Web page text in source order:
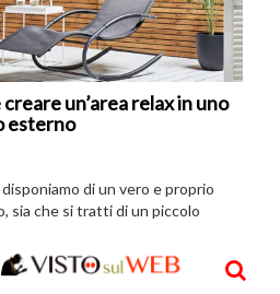
creare un’area relax in uno
esterno
Vespri
disponiamo di un vero e proprio
sia che si tratti di un piccolo